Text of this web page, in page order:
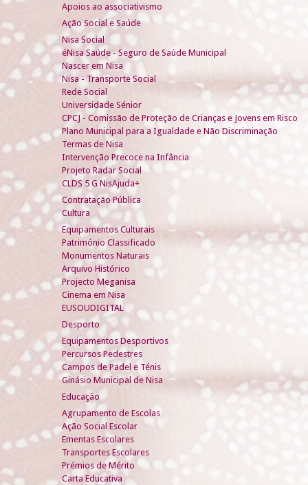
Apoios ao associativismo
Ação Social e Saúde
Nisa Social
éNisa Saúde - Seguro de Saúde Municipal
Nascer em Nisa
Nisa - Transporte Social
Rede Social
Universidade Sénior
CPCJ - Comissão de Proteção de Crianças e Jovens em Risco
Plano Municipal para a Igualdade e Não Discriminação
Termas de Nisa
Intervenção Precoce na Infância
Projeto Radar Social
CLDS 5 G NisAjuda+
Contratação Pública
Cultura
Equipamentos Culturais
Património Classificado
Monumentos Naturais
Arquivo Histórico
Projecto Meganisa
Cinema em Nisa
EUSOUDIGITAL
Desporto
Equipamentos Desportivos
Percursos Pedestres
Campos de Padel e Ténis
Ginásio Municipal de Nisa
Educação
Agrupamento de Escolas
Ação Social Escolar
Ementas Escolares
Transportes Escolares
Prémios de Mérito
Carta Educativa